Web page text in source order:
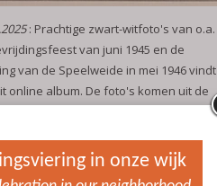
: Prachtige zwart-witfoto's van o.a.
van juni 1945 en de
van de Speelweide in mei 1946 vindt
online album. De foto's komen uit de